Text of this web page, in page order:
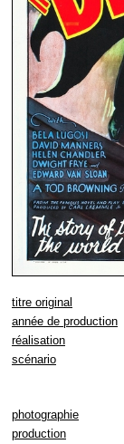
titre original
année de production
réalisation
scénario
photographie
production